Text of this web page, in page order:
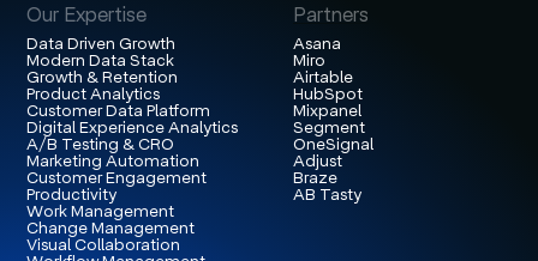
Our Expertise
Data Driven Growth
Modern Data Stack
Growth & Retention
Product Analytics
Customer Data Platform
Digital Experience Analytics
A/B Testing & CRO
Marketing Automation
Customer Engagement
Productivity
Work Management
Change Management
Visual Collaboration
Partners
Asana
Miro
Airtable
HubSpot
Mixpanel
Segment
OneSignal
Adjust
Braze
AB Tasty